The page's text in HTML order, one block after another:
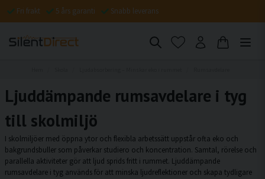
Fri frakt 5 års garanti Snabb leverans
Ljuddämpande rumsavdelare i tyg
till skolmiljö
I skolmiljöer med öppna ytor och flexibla arbetssätt uppstår ofta eko och
bakgrundsbuller som påverkar studiero och koncentration. Samtal, rörelse och
parallella aktiviteter gör att ljud sprids fritt i rummet. Ljuddämpande
rumsavdelare i tyg används för att minska ljudreflektioner och skapa tydligare